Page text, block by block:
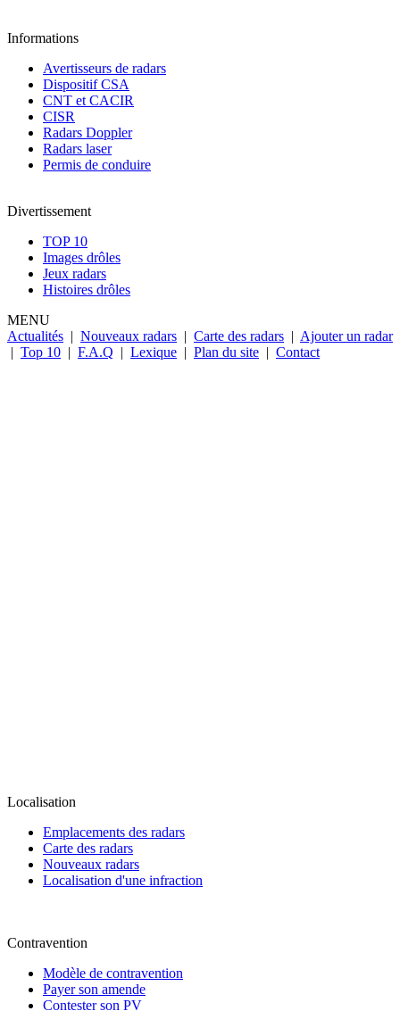
Informations
Avertisseurs de radars
Dispositif CSA
CNT et CACIR
CISR
Radars Doppler
Radars laser
Permis de conduire
Divertissement
TOP 10
Images drôles
Jeux radars
Histoires drôles
MENU
Actualités | Nouveaux radars | Carte des radars | Ajouter un radar
| Top 10 | F.A.Q | Lexique | Plan du site | Contact
Localisation
Emplacements des radars
Carte des radars
Nouveaux radars
Localisation d'une infraction
Contravention
Modèle de contravention
Payer son amende
Contester son PV